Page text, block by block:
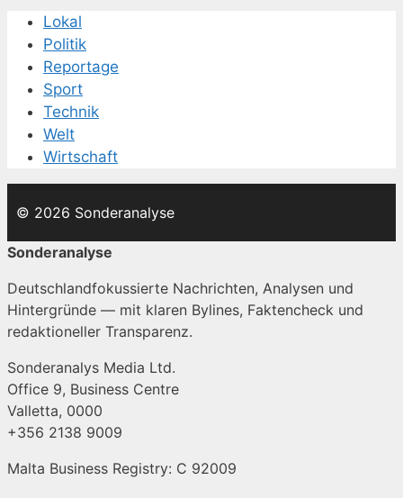
Lokal
Politik
Reportage
Sport
Technik
Welt
Wirtschaft
© 2026 Sonderanalyse
Sonderanalyse
Deutschlandfokussierte Nachrichten, Analysen und
Hintergründe — mit klaren Bylines, Faktencheck und
redaktioneller Transparenz.
Sonderanalys Media Ltd.
Office 9, Business Centre
Valletta, 0000
+356 2138 9009
Malta Business Registry: C 92009